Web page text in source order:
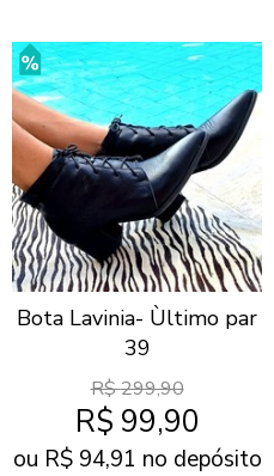
Bota Lavinia- Ùltimo par
39
R$299,90
R$ 99,90
ou R$ 94,91 no depósito